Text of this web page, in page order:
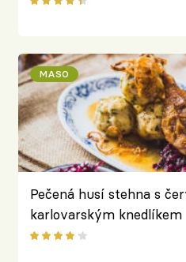
MASO
Pečená husí stehna s
karlovarským knedlíkem